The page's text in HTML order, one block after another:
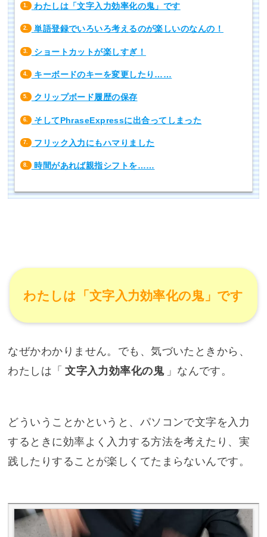
1. わたしは「文字入力効率化の鬼」です
2. 単語登録でいろいろ考えるのが楽しいのなんの！
3. ショートカットが楽しすぎ！
4. キーボードのキーを変更したり……
5. クリップボード履歴の保存
6. そしてPhraseExpressに出合ってしまった
7. フリック入力にもハマりました
8. 時間があれば親指シフトを……
わたしは「文字入力効率化の鬼」です
なぜかわかりません。でも、気づいたときから、
わたしは「 文字入力効率化の鬼 」なんです。
どういうことかというと、パソコンで文字を入力
するときに効率よく入力する方法を考えたり、実
践したりすることが楽しくてたまらないんです。